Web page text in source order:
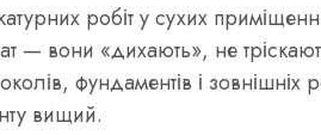
робіт у сухих
— вони «дихають», не
фундаментів і зовнішніх
вищий.